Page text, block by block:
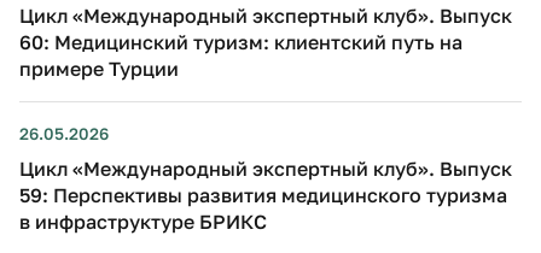
Цикл «Международный экспертный клуб». Выпуск
60: Медицинский туризм: клиентский путь на
примере Турции
26.05.2026
Цикл «Международный экспертный клуб». Выпуск
59: Перспективы развития медицинского туризма
в инфраструктуре БРИКС